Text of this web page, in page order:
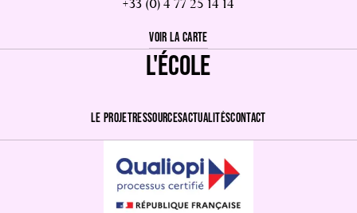
VOIR LA CARTE
L'ÉCOLE
LE PROJETRESSOURCESACTUALITÉSCONTACT